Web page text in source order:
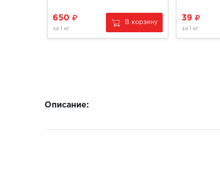
650
за 1 кг
В корзину
39
за 1 кг
Описание: